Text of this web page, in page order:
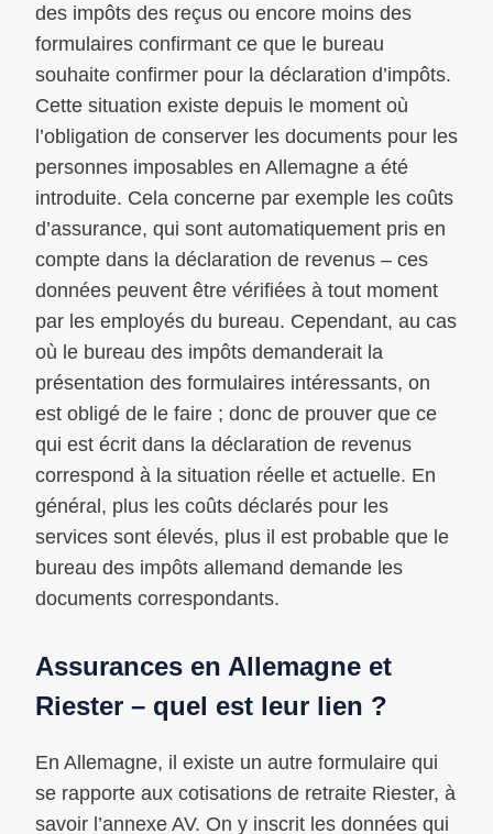
des impôts des reçus ou encore moins des
formulaires confirmant ce que le bureau
souhaite confirmer pour la déclaration d’impôts.
Cette situation existe depuis le moment où
l’obligation de conserver les documents pour les
personnes imposables en Allemagne a été
introduite. Cela concerne par exemple les coûts
d’assurance, qui sont automatiquement pris en
compte dans la déclaration de revenus – ces
données peuvent être vérifiées à tout moment
par les employés du bureau. Cependant, au cas
où le bureau des impôts demanderait la
présentation des formulaires intéressants, on
est obligé de le faire ; donc de prouver que ce
qui est écrit dans la déclaration de revenus
correspond à la situation réelle et actuelle. En
général, plus les coûts déclarés pour les
services sont élevés, plus il est probable que le
bureau des impôts allemand demande les
documents correspondants.
Assurances en Allemagne et
Riester – quel est leur lien ?
En Allemagne, il existe un autre formulaire qui
se rapporte aux cotisations de retraite Riester, à
savoir l’annexe AV. On y inscrit les données qui